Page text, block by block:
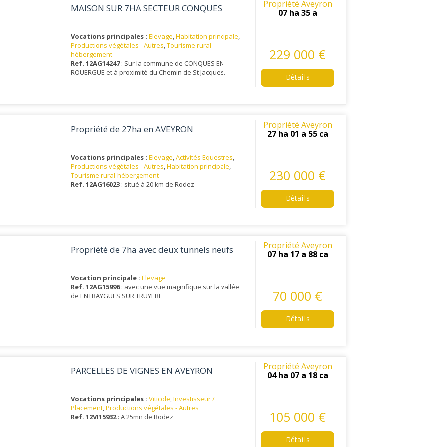
MAISON SUR 7HA SECTEUR CONQUES
Vocations principales : Elevage,Habitation principale,
Productions végétales - Autres,Tourisme rural-
hébergement
Ref. 12AG14247: Sur la commune de CONQUES EN
ROUERGUE et à proximité du Chemin de St Jacques.
Propriété Aveyron
07 ha 35 a
229 000 €
Détails
Propriété de 27ha en AVEYRON
Vocations principales : Elevage,Activités Equestres,
Productions végétales - Autres,Habitation principale,
Tourisme rural-hébergement
Ref. 12AG16023 : situé à 20 km de Rodez
Propriété Aveyron
27 ha 01 a 55 ca
230 000 €
Détails
Propriété de 7ha avec deux tunnels neufs
Vocation principale : Elevage
Ref. 12AG15996: avec une vue magnifique sur la vallée
de ENTRAYGUES SUR TRUYERE
Propriété Aveyron
07 ha 17 a 88 ca
70 000 €
Détails
PARCELLES DE VIGNES EN AVEYRON
Vocations principales : Viticole,Investisseur /
Placement,Productions végétales - Autres
Ref. 12VI15932: A 25mn de Rodez
Propriété Aveyron
04 ha 07 a 18 ca
105 000 €
Détails